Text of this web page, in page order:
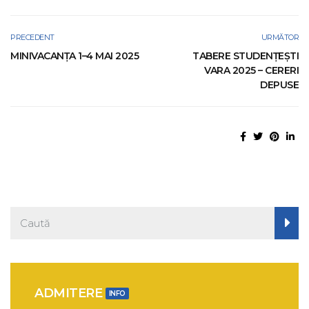
PRECEDENT
MINIVACANȚA 1–4 MAI 2025
URMĂTOR
TABERE STUDENŢEŞTI
VARA 2025 – CERERI
DEPUSE
ADMITERE INFO